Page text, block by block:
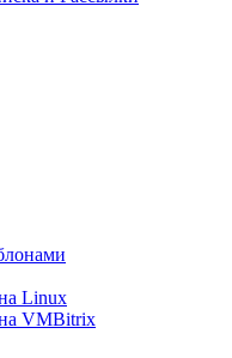
Linux
VMBitrix